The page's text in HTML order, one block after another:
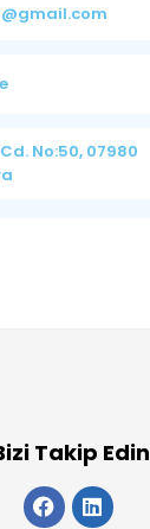
No:50, 07980
Takip Edin